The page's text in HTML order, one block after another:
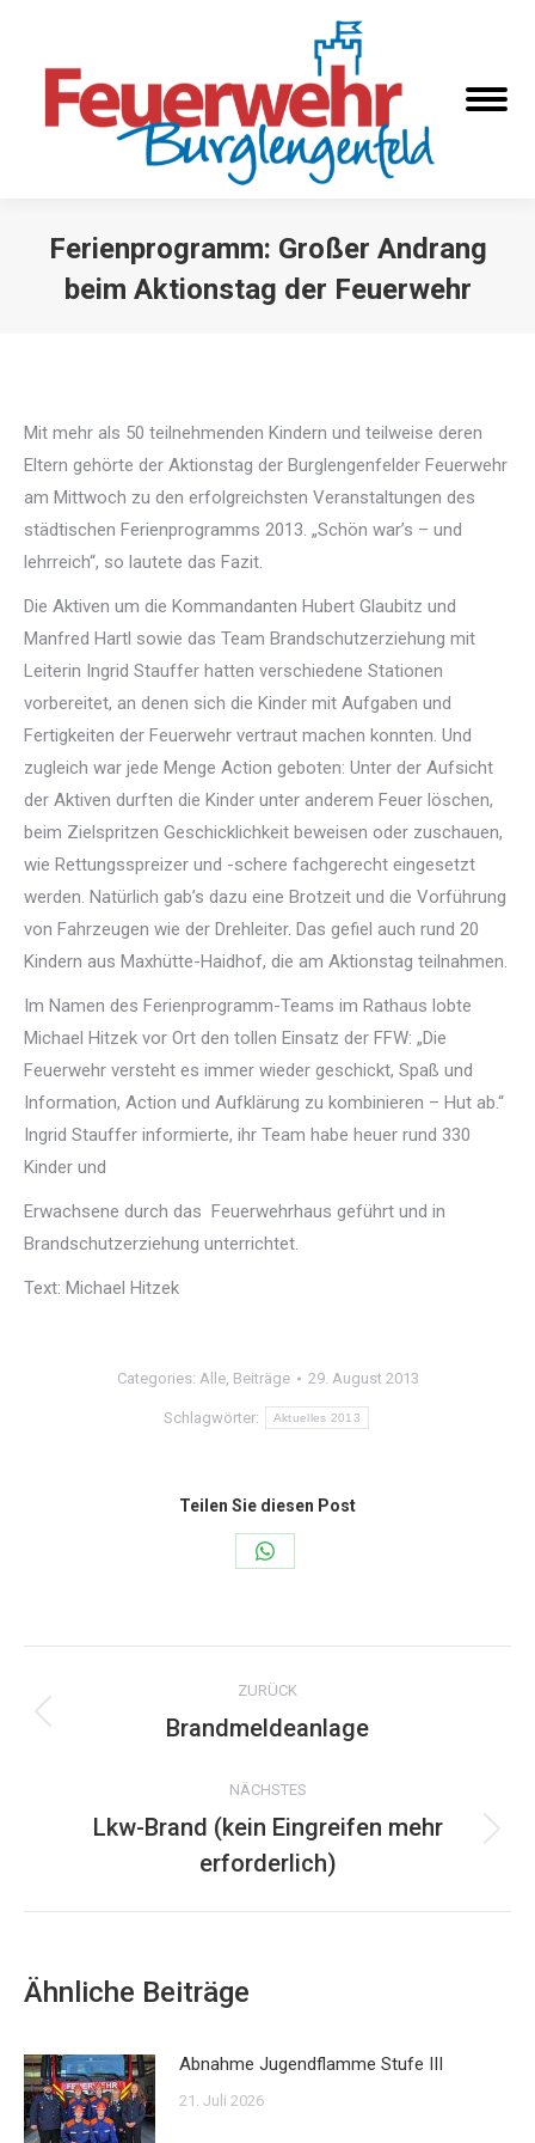
Ferienprogramm: Großer Andrang
beim Aktionstag der Feuerwehr
Mit mehr als 50 teilnehmenden Kindern und teilweise deren
Eltern gehörte der Aktionstag der Burglengenfelder Feuerwehr
am Mittwoch zu den erfolgreichsten Veranstaltungen des
städtischen Ferienprogramms 2013. „Schön war’s – und
lehrreich“, so lautete das Fazit.
Die Aktiven um die Kommandanten Hubert Glaubitz und
Manfred Hartl sowie das Team Brandschutzerziehung mit
Leiterin Ingrid Stauffer hatten verschiedene Stationen
vorbereitet, an denen sich die Kinder mit Aufgaben und
Fertigkeiten der Feuerwehr vertraut machen konnten. Und
zugleich war jede Menge Action geboten: Unter der Aufsicht
der Aktiven durften die Kinder unter anderem Feuer löschen,
beim Zielspritzen Geschicklichkeit beweisen oder zuschauen,
wie Rettungsspreizer und -schere fachgerecht eingesetzt
werden. Natürlich gab’s dazu eine Brotzeit und die Vorführung
von Fahrzeugen wie der Drehleiter. Das gefiel auch rund 20
Kindern aus Maxhütte-Haidhof, die am Aktionstag teilnahmen.
Im Namen des Ferienprogramm-Teams im Rathaus lobte
Michael Hitzek vor Ort den tollen Einsatz der FFW: „Die
Feuerwehr versteht es immer wieder geschickt, Spaß und
Information, Action und Aufklärung zu kombinieren – Hut ab.“
Ingrid Stauffer informierte, ihr Team habe heuer rund 330
Kinder und
Erwachsene durch das Feuerwehrhaus geführt und in
Brandschutzerziehung unterrichtet.
Text: Michael Hitzek
Categories: Alle, Beiträge 29. August 2013
Schlagwörter: Aktuelles 2013
Teilen Sie diesen Post
Share
WhatsApp
Kommentarnavigation
ZURÜCK
Vorheriger
Brandmeldeanlage
NÄCHSTES
Nächster
Beitrag:
Lkw-Brand (kein Eingreifen mehr
erforderlich)
Ähnliche Beiträge
Abnahme Jugendflamme Stufe III
21. Juli 2026